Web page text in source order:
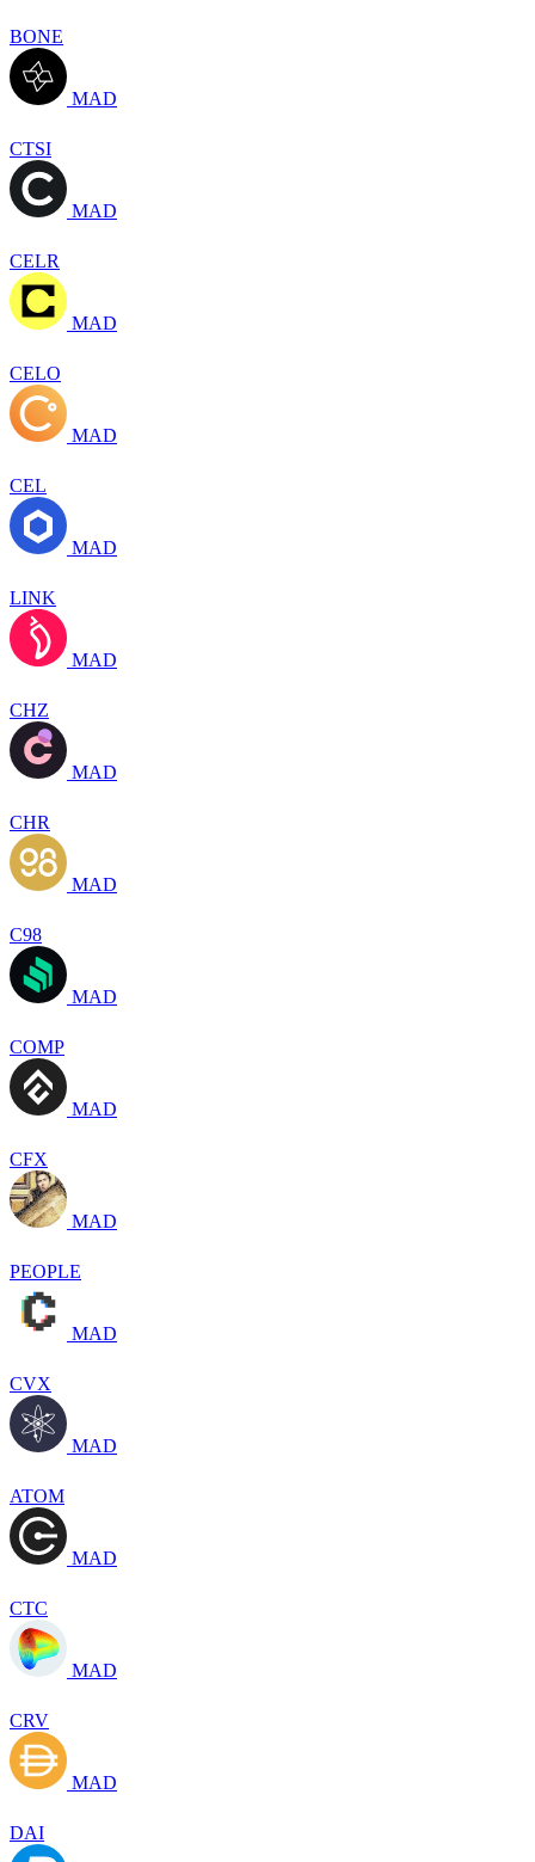
BONE
MAD
CTSI
MAD
CELR
MAD
CELO
MAD
CEL
MAD
LINK
MAD
CHZ
MAD
CHR
MAD
C98
MAD
COMP
MAD
CFX
MAD
PEOPLE
MAD
CVX
MAD
ATOM
MAD
CTC
MAD
CRV
MAD
DAI